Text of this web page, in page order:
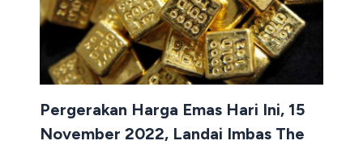
Pergerakan Harga Emas Hari Ini, 15
November 2022, Landai Imbas The